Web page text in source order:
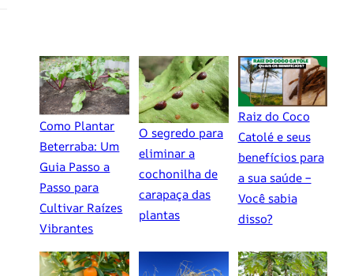
Como Plantar
Beterraba: Um
Guia Passo a
Passo para
Cultivar Raízes
Vibrantes
O segredo para
eliminar a
cochonilha de
carapaça das
plantas
Raiz do Coco
Catolé e seus
benefícios para
a sua saúde –
Você sabia
disso?